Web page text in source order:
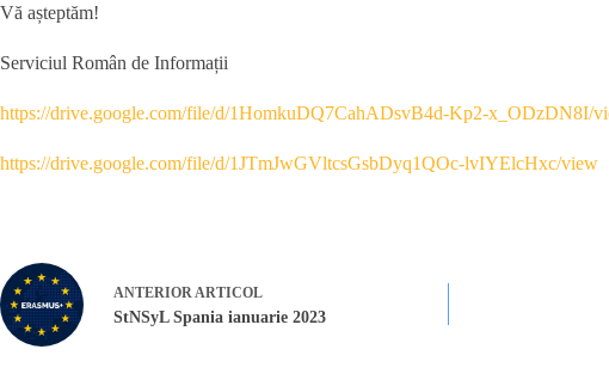
Vă așteptăm!
Serviciul Român de Informații
https://drive.google.com/file/d/1HomkuDQ7CahADsvB4d-Kp2-x_ODzDN8I/
https://drive.google.com/file/d/1JTmJwGVltcsGsbDyq1QOc-lvIYElcHxc/view
ANTERIORARTICOL
StNSyL Spania ianuarie 2023